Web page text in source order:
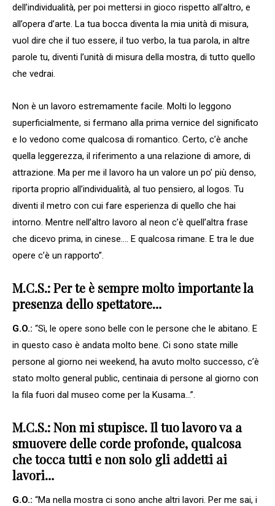
dell’individualità, per poi mettersi in gioco rispetto all’altro, e
all’opera d’arte. La tua bocca diventa la mia unità di misura,
vuol dire che il tuo essere, il tuo verbo, la tua parola, in altre
parole tu, diventi l’unità di misura della mostra, di tutto quello
che vedrai.
Non è un lavoro estremamente facile. Molti lo leggono
superficialmente, si fermano alla prima vernice del significato
e lo vedono come qualcosa di romantico. Certo, c’è anche
quella leggerezza, il riferimento a una relazione di amore, di
attrazione. Ma per me il lavoro ha un valore un po’ più denso,
riporta proprio all’individualità, al tuo pensiero, al logos. Tu
diventi il metro con cui fare esperienza di quello che hai
intorno. Mentre nell’altro lavoro al neon c’è quell’altra frase
che dicevo prima, in cinese…. E qualcosa rimane. E tra le due
opere c’è un rapporto”.
M.C.S.: Per te è sempre molto importante la
presenza dello spettatore…
G.O.: “Sì, le opere sono belle con le persone che le abitano. E
in questo caso è andata molto bene. Ci sono state mille
persone al giorno nei weekend, ha avuto molto successo, c’è
stato molto general public, centinaia di persone al giorno con
la fila fuori dal museo come per la Kusama…”.
M.C.S.: Non mi stupisce. Il tuo lavoro va a
smuovere delle corde profonde, qualcosa
che tocca tutti e non solo gli addetti ai
lavori…
G.O.: “Ma nella mostra ci sono anche altri lavori. Per me sai, i